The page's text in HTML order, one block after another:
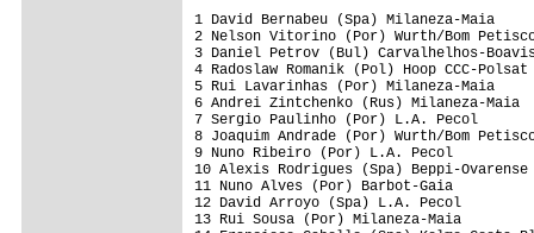
1 David Bernabeu (Spa) Milaneza-
2 Nelson Vitorino (Por) Wurth/Bom
3 Daniel Petrov (Bul) Carvalhelhos-
4 Radoslaw Romanik (Pol) Hoop CCC-
5 Rui Lavarinhas (Por) Milaneza-
6 Andrei Zintchenko (Rus) Milaneza-
7 Sergio Paulinho (Por) L.A. Pecol
8 Joaquim Andrade (Por) Wurth/Bom
9 Nuno Ribeiro (Por)
10 Alexis Rodrigues (Spa) Beppi-
11 Nuno Alves (Por) Barbot-Gaia
12 David Arroyo (Spa) L.A. Pecol
13 Rui Sousa (Por) Milaneza-Maia